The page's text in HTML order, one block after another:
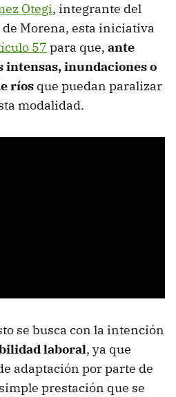
Otegi, integrante del
Morena, esta iniciativa
57 para que, ante
intensas, inundaciones o
ríos que puedan paralizar
modalidad.
se busca con la intención
laboral, ya que
adaptación por parte de
prestación que se